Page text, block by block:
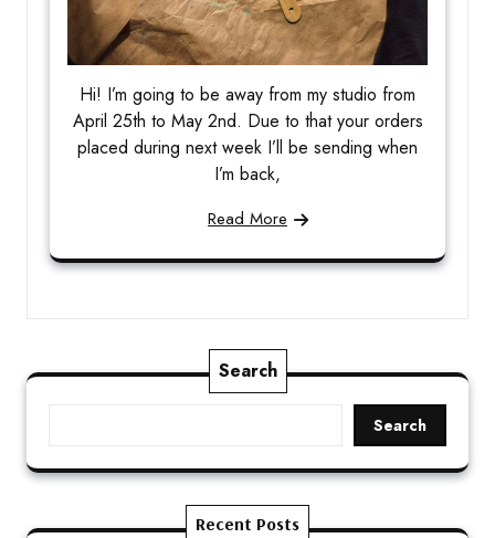
Hi! I’m going to be away from my studio from
April 25th to May 2nd. Due to that your orders
placed during next week I’ll be sending when
I’m back,
Read More
Search
Search
Recent Posts